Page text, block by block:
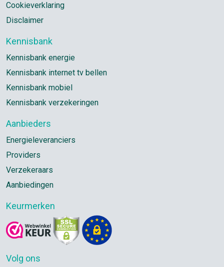
Cookieverklaring
Disclaimer
Kennisbank
Kennisbank energie
Kennisbank internet tv bellen
Kennisbank mobiel
Kennisbank verzekeringen
Aanbieders
Energieleveranciers
Providers
Verzekeraars
Aanbiedingen
Keurmerken
Volg ons